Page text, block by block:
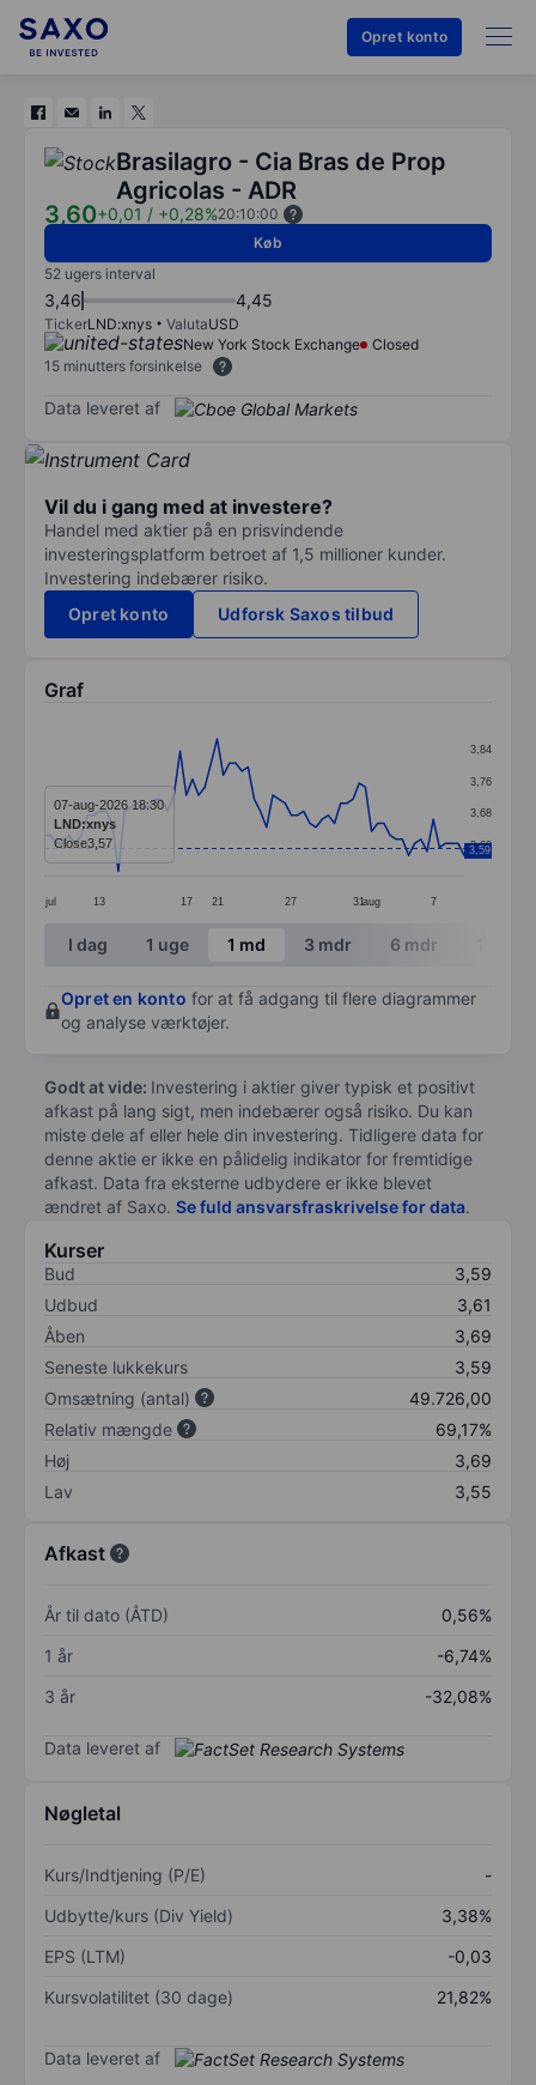
Opret konto
Brasilagro - Cia Bras de Prop
Agricolas - ADR
3,60+0,01 / +0,28%20:10:00
Køb
52 ugers interval
3,46 4,45
TickerLND:xnys ValutaUSD
New York Stock Exchange
Closed
15 minutters forsinkelse
Data leveret af
Vil du i gang med at investere?
Handel med aktier på en prisvindende
investeringsplatform betroet af 1,5 millioner kunder.
Investering indebærer risiko.
Opret konto
Udforsk Saxos tilbud
Graf
Line chart with 69 data points.
The chart has 1 X axis displaying categories.
The chart has 1 Y axis displaying values. Data
jul 13 17 21 27 31aug 7
3,60
3,68
3,76
3,84
3,59
07-aug-2026 18:30
LND:xnys
Close3,57
End of interactive chart.
I dag 1 uge 1 md 3 mdr 6 mdr
Opret en konto for at få adgang til flere diagrammer
og analyse værktøjer.
Godt at vide: Investering i aktier giver typisk et positivt
afkast på lang sigt, men indebærer også risiko. Du kan
miste dele af eller hele din investering. Tidligere data for
denne aktie er ikke en pålidelig indikator for fremtidige
afkast. Data fra eksterne udbydere er ikke blevet
ændret af Saxo. Se fuld ansvarsfraskrivelse for data.
Kurser
Bud
3,59
Udbud
3,61
Åben
3,69
Seneste lukkekurs
3,59
Omsætning (antal)
49.726,00
Relativ mængde
69,17%
Høj
3,69
Lav
3,55
Afkast
År til dato (ÅTD)
0,56%
1 år
-6,74%
3 år
-32,08%
Data leveret af
Nøgletal
Kurs/Indtjening (P/E)
-
Udbytte/kurs (Div Yield)
3,38%
EPS (LTM)
-0,03
Kursvolatilitet (30 dage)
21,82%
Data leveret af